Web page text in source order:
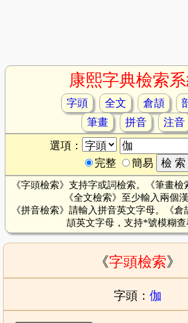
康熙字典檢索
字頭 全文 倉頡
筆畫
拼音
注音
選項：
完整
簡易
《字頭檢索》支持字或詞檢索。《筆畫檢
《全文檢索》至少輸入兩個漢
《拼音檢索》請輸入拼音英文字母。《
頡英文字母，支持*號模糊查
《字頭檢索》
字頭： 伽